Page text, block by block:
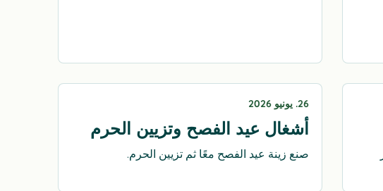
26. يونيو 2026
أشغال عيد الفصح وتزيين الحرم
صنع زينة عيد الفصح معًا ثم تزيين الحرم.